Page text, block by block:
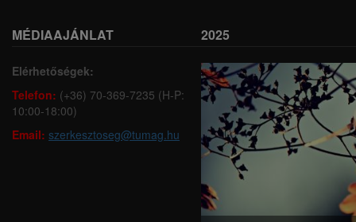
MÉDIAAJÁNLAT
Elérhetőségek:
Telefon: (+36) 70-369-7235 (H-P:
10:00-18:00)
Email: szerkesztoseg@tumag.hu
2025